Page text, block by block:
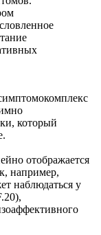
который
отображается
например,
наблюдаться у